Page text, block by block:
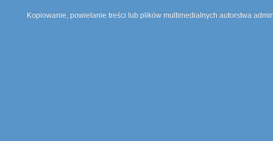
Kopiowanie, powielanie treści lub plików multimedialnych autorstwa